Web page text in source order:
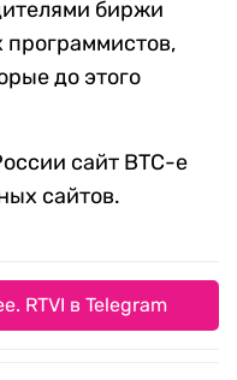
биржи
программистов,
до этого
сайт BTC-е
сайтов.
RTVI в Telegram